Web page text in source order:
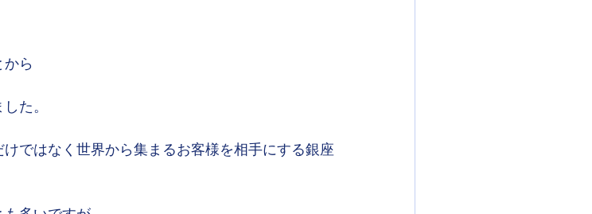
ら
た。
ではなく世界から集まるお客様を相手にする銀座